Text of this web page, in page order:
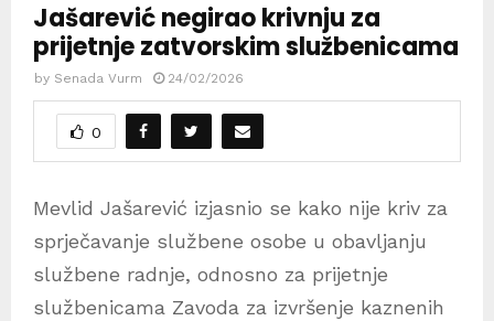
Jašarević negirao krivnju za
prijetnje zatvorskim službenicama
by Senada Vurm 24/02/2026
0
Mevlid Jašarević izjasnio se kako nije kriv za
sprječavanje službene osobe u obavljanju
službene radnje, odnosno za prijetnje
službenicama Zavoda za izvršenje kaznenih